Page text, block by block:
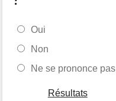
Oui
Non
Ne se prononce pas
Résultats